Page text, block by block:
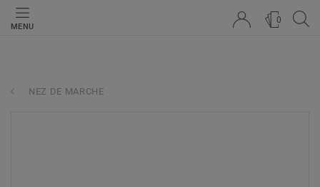
MENU
0
NEZ DE MARCHE